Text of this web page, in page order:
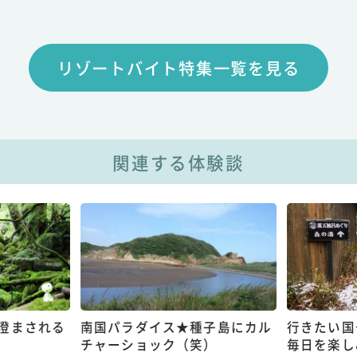
リゾートバイト特集一覧を見る
関連する体験談
まされる
南国パラダイス★種子島にカル
チャーショック（笑）
行きたい
毎日を楽